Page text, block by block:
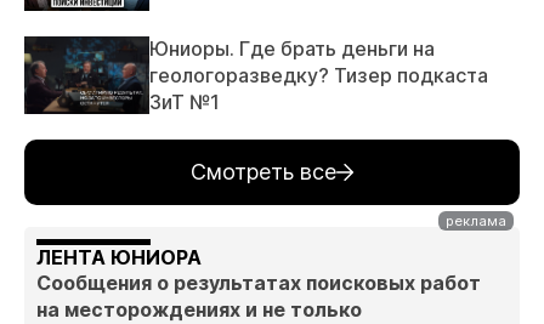
Юниоры. Где брать деньги на
геологоразведку? Тизер подкаста
ЗиТ №1
Смотреть все
ЛЕНТА ЮНИОРА
Сообщения о результатах поисковых работ
на месторождениях и не только